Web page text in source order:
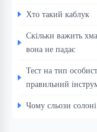
Хто такий каблук
Скільки важить
вона не падає
Тест на тип
правильний
Чому сльози